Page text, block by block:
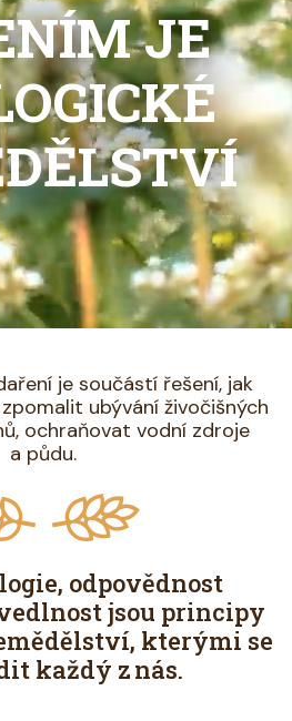
JE
je součástí řešení, jak
ubývání živočišných
ochraňovat vodní zdroje
a půdu.
odpovědnost
jsou principy
kterými se
každý z nás.